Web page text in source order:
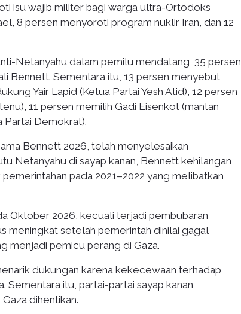
isu wajib militer bagi warga ultra-Ortodoks
8 persen menyoroti program nuklir Iran, dan 12
Netanyahu dalam pemilu mendatang, 35 persen
Bennett. Sementara itu, 13 persen menyebut
Yair Lapid (Ketua Partai Yesh Atid), 12 persen
11 persen memilih Gadi Eisenkot (mantan
Partai Demokrat).
Bennett 2026, telah menyelesaikan
Netanyahu di sayap kanan, Bennett kehilangan
pada 2021–2022 yang melibatkan
Oktober 2026, kecuali terjadi pembubaran
meningkat setelah pemerintah dinilai gagal
menjadi pemicu perang di Gaza.
dukungan karena kekecewaan terhadap
Sementara itu, partai-partai sayap kanan
dihentikan.